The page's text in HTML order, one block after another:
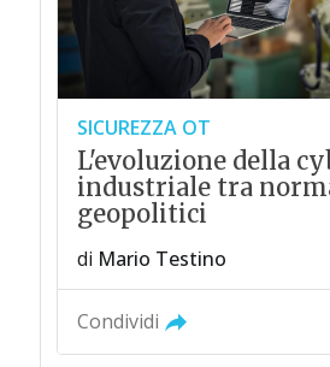
SICUREZZA OT
L'evoluzione della
industriale tra
geopolitici
di Mario Testino
Condividi